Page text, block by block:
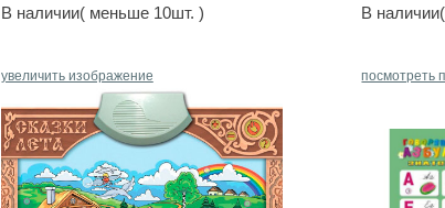
В наличии( меньше 10шт. )
В
увеличить изображение посмотреть